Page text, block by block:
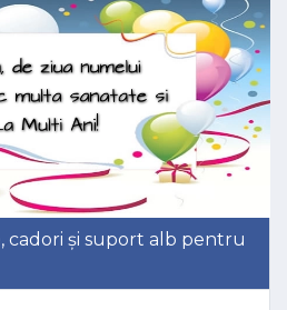
cadori și suport alb pentru